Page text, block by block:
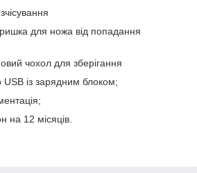
для ножа від попадання
чохол для зберігання
із зарядним блоком;
на 12 місяців.